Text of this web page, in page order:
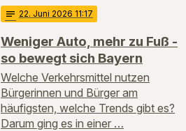
notes 22. Juni 2026 11:17
Weniger Auto, mehr zu Fuß -
so bewegt sich Bayern
Welche Verkehrsmittel nutzen
Bürgerinnen und Bürger am
häufigsten, welche Trends gibt es?
Darum ging es in einer …